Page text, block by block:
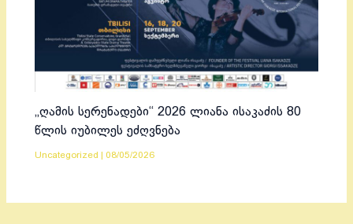
„ღამის სერენადები“ 2026 ლიანა ისაკაძის 80
წლის იუბილეს ეძღვნება
Uncategorized 08/05/2026